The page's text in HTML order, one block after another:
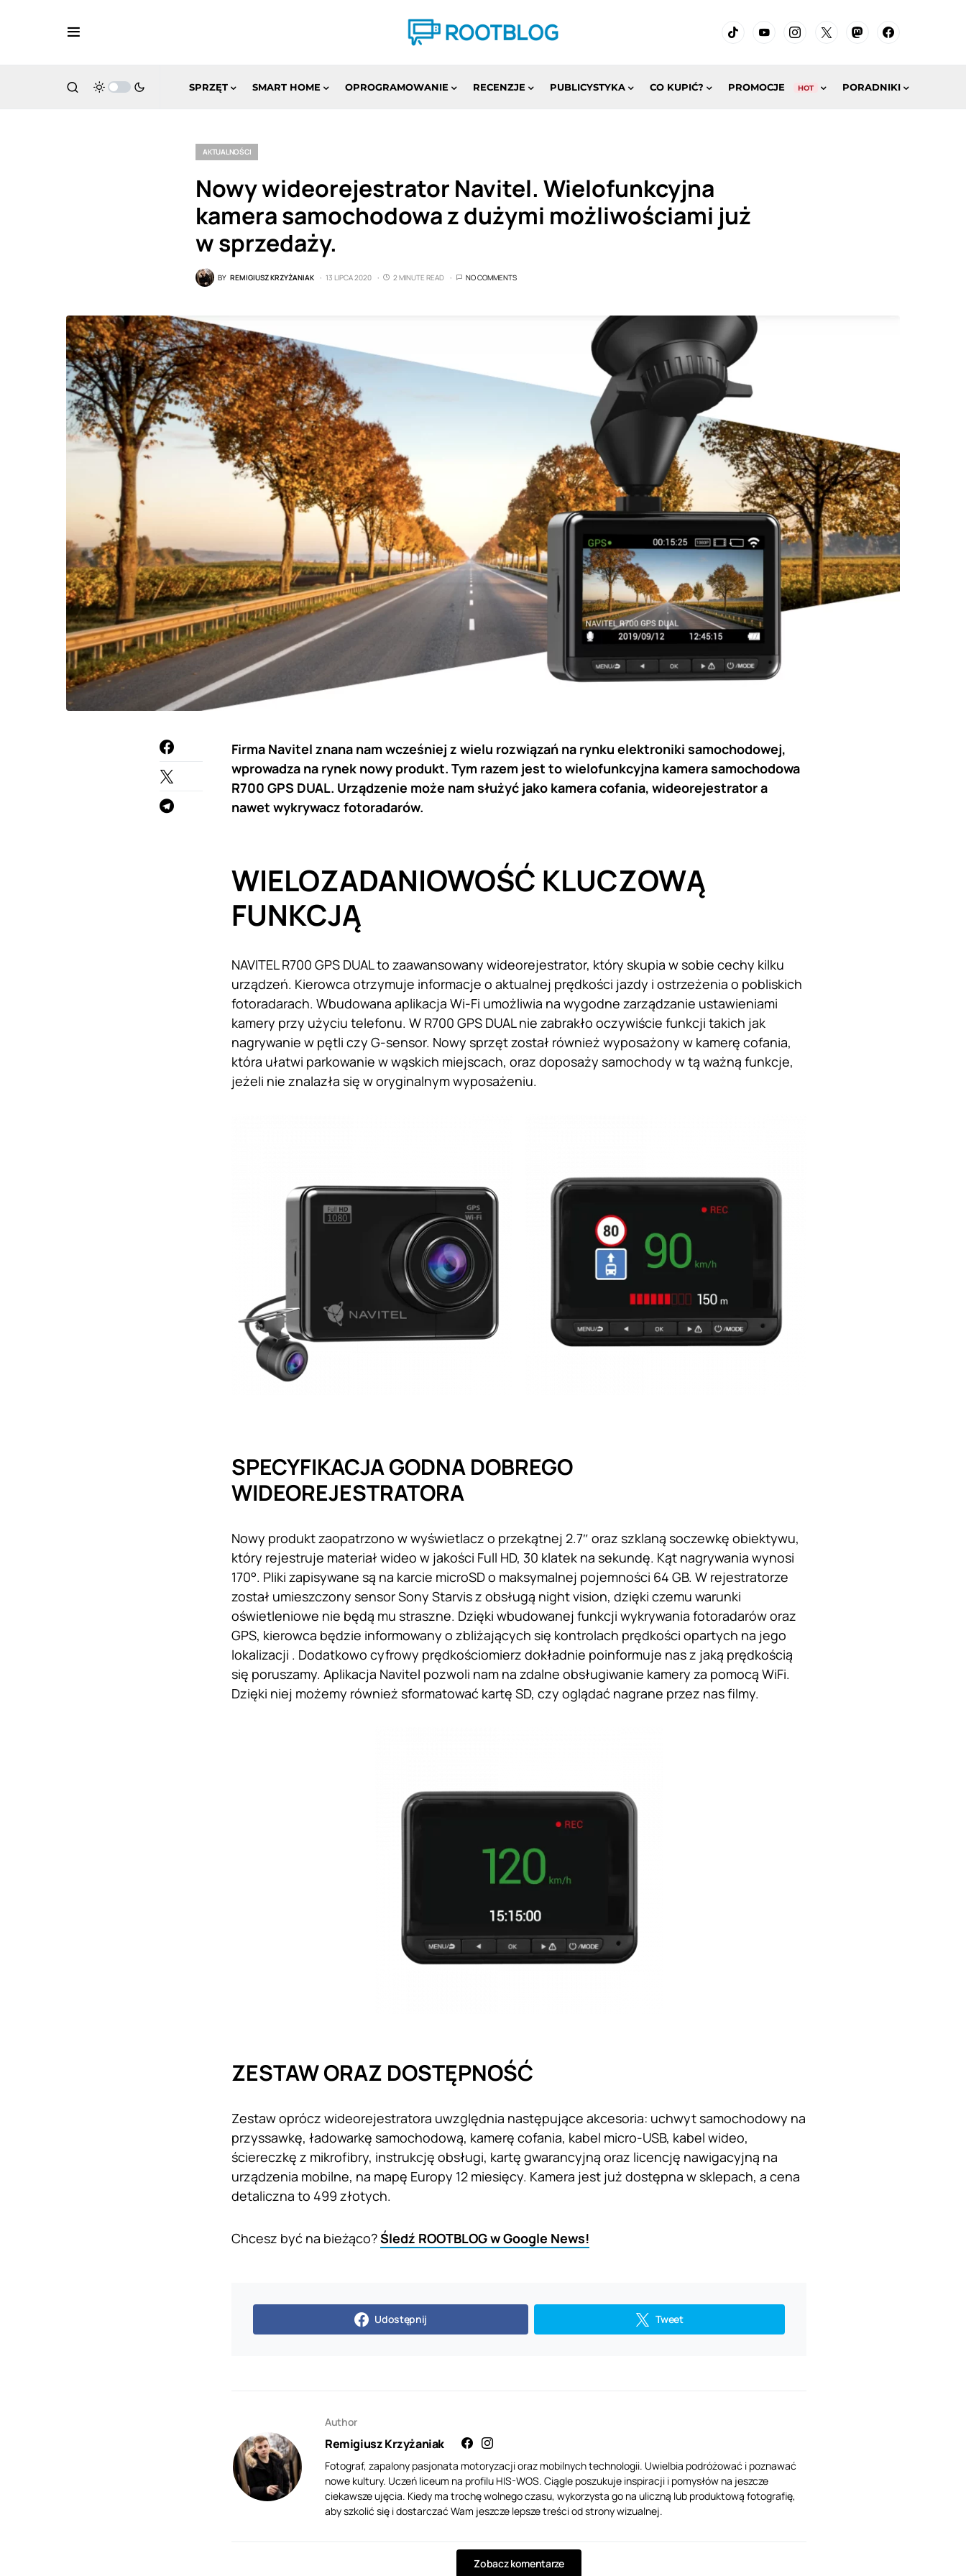
SPRZĘT SMART HOME OPROGRAMOWANIE RECENZJE PUBLICYSTYKA CO KUPIĆ? PROMOCJE HOT PORADNIKI
AKTUALNOŚCI
Nowy wideorejestrator Navitel. Wielofunkcyjna
kamera samochodowa z dużymi możliwościami już
w sprzedaży.
BY REMIGIUSZ KRZYŻANIAK 13 LIPCA 2020 2 MINUTE READ NO COMMENTS
Firma Navitel znana nam wcześniej z wielu rozwiązań na rynku elektroniki samochodowej,
wprowadza na rynek nowy produkt. Tym razem jest to wielofunkcyjna kamera samochodowa
R700 GPS DUAL. Urządzenie może nam służyć jako kamera cofania, wideorejestrator a
nawet wykrywacz fotoradarów.
WIELOZADANIOWOŚĆ KLUCZOWĄ
FUNKCJĄ
NAVITEL R700 GPS DUAL to zaawansowany wideorejestrator, który skupia w sobie cechy kilku
urządzeń. Kierowca otrzymuje informacje o aktualnej prędkości jazdy i ostrzeżenia o pobliskich
fotoradarach. Wbudowana aplikacja Wi-Fi umożliwia na wygodne zarządzanie ustawieniami
kamery przy użyciu telefonu. W R700 GPS DUAL nie zabrakło oczywiście funkcji takich jak
nagrywanie w pętli czy G-sensor. Nowy sprzęt został również wyposażony w kamerę cofania,
która ułatwi parkowanie w wąskich miejscach, oraz doposaży samochody w tą ważną funkcje,
jeżeli nie znalazła się w oryginalnym wyposażeniu.
SPECYFIKACJA GODNA DOBREGO
WIDEOREJESTRATORA
Nowy produkt zaopatrzono w wyświetlacz o przekątnej 2.7″ oraz szklaną soczewkę obiektywu,
który rejestruje materiał wideo w jakości Full HD, 30 klatek na sekundę. Kąt nagrywania wynosi
170°. Pliki zapisywane są na karcie microSD o maksymalnej pojemności 64 GB. W rejestratorze
został umieszczony sensor Sony Starvis z obsługą night vision, dzięki czemu warunki
oświetleniowe nie będą mu straszne. Dzięki wbudowanej funkcji wykrywania fotoradarów oraz
GPS, kierowca będzie informowany o zbliżających się kontrolach prędkości opartych na jego
lokalizacji . Dodatkowo cyfrowy prędkościomierz dokładnie poinformuje nas z jaką prędkością
się poruszamy. Aplikacja Navitel pozwoli nam na zdalne obsługiwanie kamery za pomocą WiFi.
Dzięki niej możemy również sformatować kartę SD, czy oglądać nagrane przez nas filmy.
ZESTAW ORAZ DOSTĘPNOŚĆ
Zestaw oprócz wideorejestratora uwzględnia następujące akcesoria: uchwyt samochodowy na
przyssawkę, ładowarkę samochodową, kamerę cofania, kabel micro-USB, kabel wideo,
ściereczkę z mikrofibry, instrukcję obsługi, kartę gwarancyjną oraz licencję nawigacyjną na
urządzenia mobilne, na mapę Europy 12 miesięcy. Kamera jest już dostępna w sklepach, a cena
detaliczna to 499 złotych.
Chcesz być na bieżąco?Śledź ROOTBLOG w Google News!
Udostępnij Tweet
Author
Remigiusz Krzyżaniak
Fotograf, zapalony pasjonata motoryzacji oraz mobilnych technologii. Uwielbia podróżować i poznawać
nowe kultury. Uczeń liceum na profilu HIS-WOS. Ciągle poszukuje inspiracji i pomysłów na jeszcze
ciekawsze ujęcia. Kiedy ma trochę wolnego czasu, wykorzysta go na uliczną lub produktową fotografię,
aby szkolić się i dostarczać Wam jeszcze lepsze treści od strony wizualnej.
Zobacz komentarze